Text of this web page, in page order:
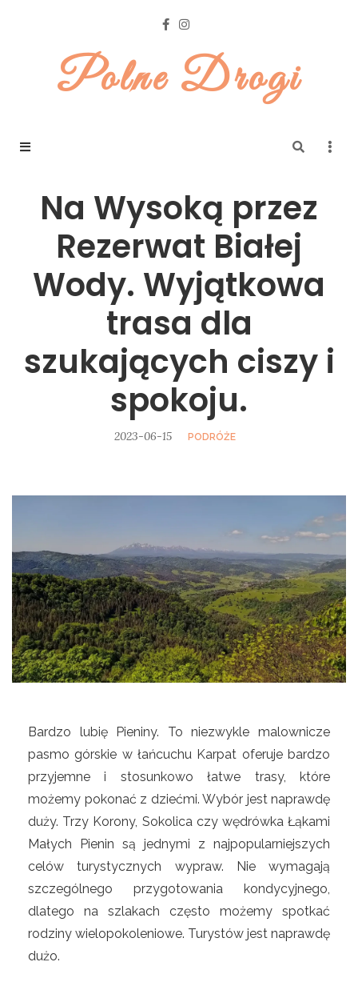
Polne Drogi
Na Wysoką przez
Rezerwat Białej
Wody. Wyjątkowa
trasa dla
szukających ciszy i
spokoju.
2023-06-15 PODRÓŻE
Bardzo lubię Pieniny. To niezwykle malownicze
pasmo górskie w łańcuchu Karpat oferuje bardzo
przyjemne i stosunkowo łatwe trasy, które
możemy pokonać z dziećmi. Wybór jest naprawdę
duży. Trzy Korony, Sokolica czy wędrówka Łąkami
Małych Pienin są jednymi z najpopularniejszych
celów turystycznych wypraw. Nie wymagają
szczególnego przygotowania kondycyjnego,
dlatego na szlakach często możemy spotkać
rodziny wielopokoleniowe. Turystów jest naprawdę
dużo.